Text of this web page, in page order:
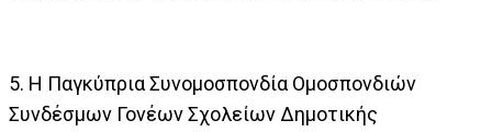
5. H Παγκύπρια Συνομοσπονδία Ομοσπονδιών
Συνδέσμων Γονέων Σχολείων Δημοτικής